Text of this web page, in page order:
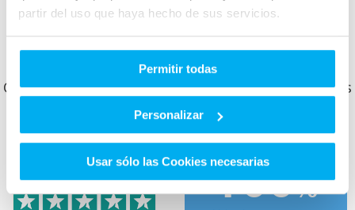
partir del uso que haya hecho de sus servicios.
Permitir todas
Personalizar
Usar sólo las Cookies necesarias
Otros clientes que ya compraron en Dimovil te
cuentan cómo les fue.
Conoce lo que opinan y cómo nos valoran nuestros
clientes.
sobre10 100%